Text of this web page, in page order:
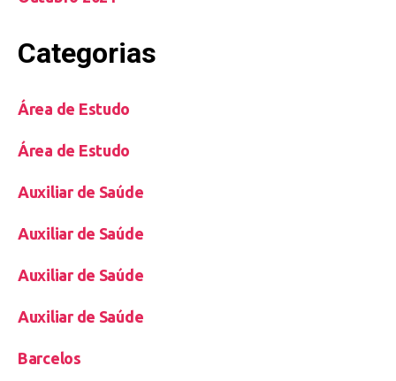
Categorias
Área de Estudo
Área de Estudo
Auxiliar de Saúde
Auxiliar de Saúde
Auxiliar de Saúde
Auxiliar de Saúde
Barcelos